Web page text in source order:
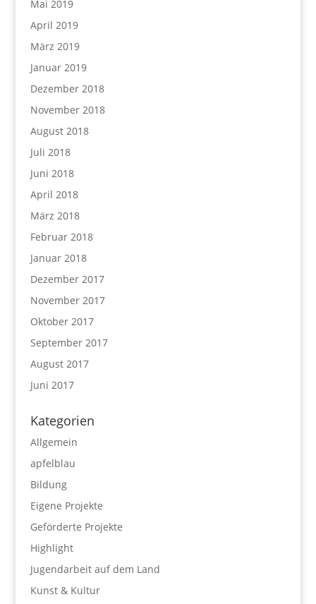
Mai 2019
April 2019
März 2019
Januar 2019
Dezember 2018
November 2018
August 2018
Juli 2018
Juni 2018
April 2018
März 2018
Februar 2018
Januar 2018
Dezember 2017
November 2017
Oktober 2017
September 2017
August 2017
Juni 2017
Kategorien
Allgemein
apfelblau
Bildung
Eigene Projekte
Geförderte Projekte
Highlight
Jugendarbeit auf dem Land
Kunst & Kultur